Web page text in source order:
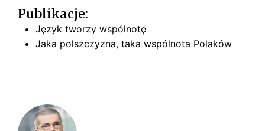
Publikacje:
Język tworzy wspólnotę
Jaka polszczyzna, taka wspólnota Polaków